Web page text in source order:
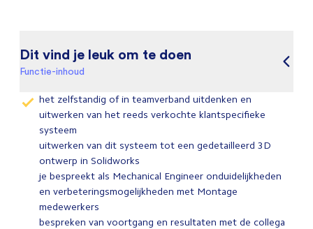
Dit vind je leuk om te doen
Functie-inhoud
het zelfstandig of in teamverband uitdenken en
uitwerken van het reeds verkochte klantspecifieke
systeem
uitwerken van dit systeem tot een gedetailleerd 3D
ontwerp in Solidworks
je bespreekt als Mechanical Engineer onduidelijkheden
en verbeteringsmogelijkheden met Montage
medewerkers
bespreken van voortgang en resultaten met de collega